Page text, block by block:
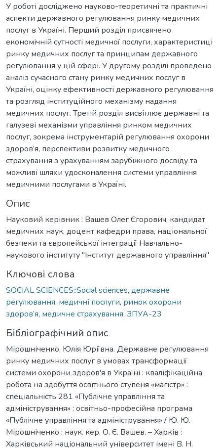
У роботі досліджено науково-теоретичні та практичні
аспекти державного регулювання ринку медичних
послуг в Україні. Перший розділ присвячено
економічній сутності медичної послуги, характеристиці
ринку медичних послуг та принципам державного
регулювання у цій сфері. У другому розділі проведено
аналіз сучасного стану ринку медичних послуг в
Україні, оцінку ефективності державного регулювання
та розгляд інституційного механізму надання
медичних послуг. Третій розділ висвітлює державні та
галузеві механізми управління ринком медичних
послуг, зокрема інструментарій регулювання охорони
здоров’я, перспективи розвитку медичного
страхування з урахуванням зарубіжного досвіду та
можливі шляхи удосконалення системи управління
медичними послугами в Україні.
Опис
Науковий керівник : Вашев Олег Єгорович, кандидат
медичних наук, доцент кафедри права, національної
безпеки та європейської інтеграції Навчально-
наукового інституту "Інститут державного управління"
Ключові слова
SOCIAL SCIENCES::Social sciences, державне
регулювання, медичні послуги, ринок охорони
здоров’я, медичне страхування, ЗПУА-23
Бібліографічний опис
Мірошніченко, Юлія Юріївна. Державне регулювання
ринку медичних послуг в умовах трансформації
системи охорони здоров'я в Україні : кваліфікаційна
робота на здобуття освітнього ступеня «магістр» :
спеціальність 281 «Публічне управління та
адміністрування» : освітньо-професійна програма
«Публічне управління та адміністрування» / Ю. Ю.
Мірошніченко ; наук. кер. О. Є. Вашев. – Харків :
Харківський національний університет імені В. Н.